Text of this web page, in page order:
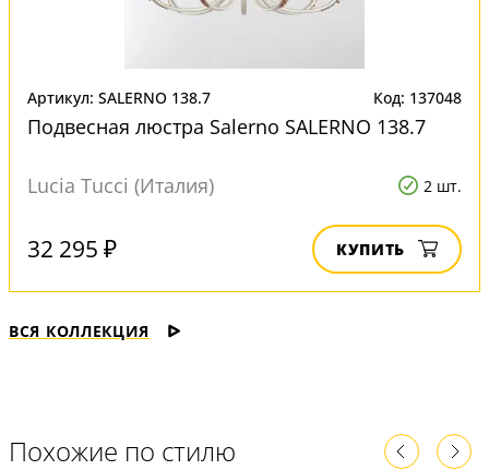
Артикул: SALERNO 138.7 Код: 137048
Подвесная люстра Salerno SALERNO 138.7
Lucia Tucci (Италия) 2 шт.
32 295 ₽ КУПИТЬ
ВСЯ КОЛЛЕКЦИЯ
Похожие по стилю